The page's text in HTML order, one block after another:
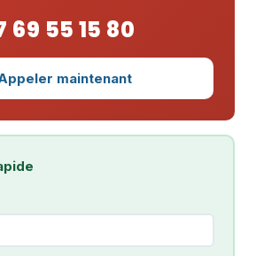
69 55 15 80
maintenant